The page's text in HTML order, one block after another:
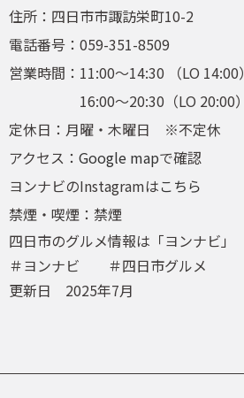
住所：四日市市諏訪栄町10-2
電話番号：059-351-8509
営業時間：11:00～14:30 （LO 14:00）
16:00～20:30（LO 20:00）
定休日：月曜・木曜日 ※不定休
アクセス： Google mapで確認
ヨンナビのInstagramはこちら
禁煙・喫煙：禁煙
四日市のグルメ情報は「ヨンナビ」
＃ヨンナビ ＃四日市グルメ
更新日 2025年7月